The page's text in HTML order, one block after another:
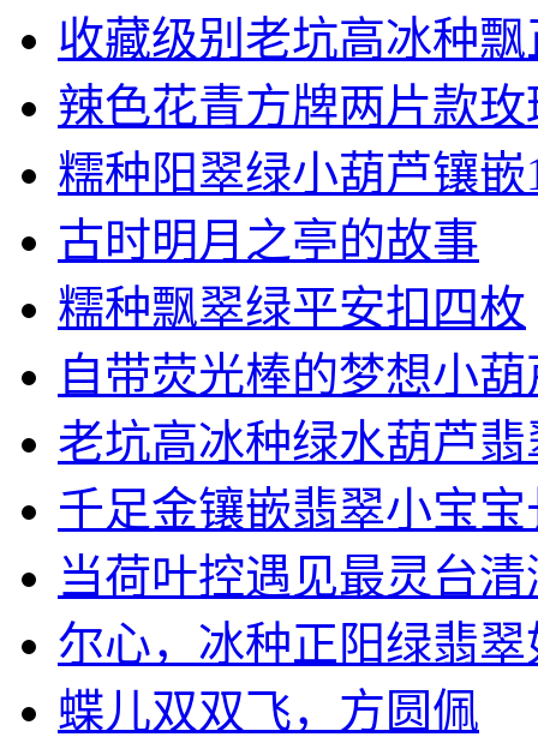
收藏级别老坑高冰种飘
辣色花青方牌两片款玫
糯种阳翠绿小葫芦镶嵌
古时明月之亭的故事
糯种飘翠绿平安扣四枚
自带荧光棒的梦想小葫
老坑高冰种绿水葫芦翡
千足金镶嵌翡翠小宝宝
当荷叶控遇见最灵台清
尔心，冰种正阳绿翡翠
蝶儿双双飞，方圆佩